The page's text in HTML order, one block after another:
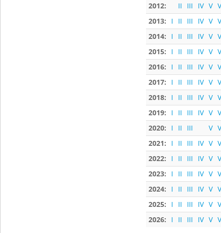
2012: II III IV V
2013:
I II III IV V
2014:
I II III IV V
2015:
I II III IV V
2016:
I II III IV V
2017:
I II III IV V
2018:
I II III IV V
2019:
I II III IV V
2020:
I II III V
2021:
I II III IV V
2022:
I II III IV V
2023:
I II III IV V
2024:
I II III IV V
2025:
I II III IV V
2026:
I II III IV V